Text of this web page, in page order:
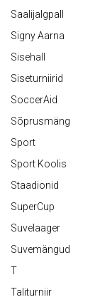
Saalijalgpall
Signy Aarna
Sisehall
Siseturniirid
SoccerAid
Sõprusmäng
Sport
Sport Koolis
Staadionid
SuperCup
Suvelaager
Suvemängud
T
Taliturniir